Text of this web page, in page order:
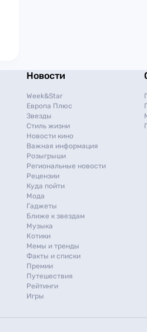
Новости
Week&Star
Европа Плюс
Звезды
Стиль жизни
Новости кино
Важная информация
Розыгрыши
Региональные новости
Рецензии
Куда пойти
Мода
Гаджеты
Ближе к звездам
Музыка
Котики
Мемы и тренды
Факты и списки
Премии
Путешествия
Рейтинги
Игры